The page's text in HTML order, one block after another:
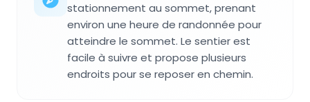
stationnement au sommet, prenant
environ une heure de randonnée pour
atteindre le sommet. Le sentier est
facile à suivre et propose plusieurs
endroits pour se reposer en chemin.